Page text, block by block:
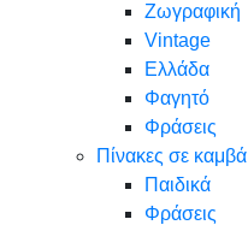
Ζωγραφική
Vintage
Ελλάδα
Φαγητό
Φράσεις
Πίνακες σε καμβά
Παιδικά
Φράσεις